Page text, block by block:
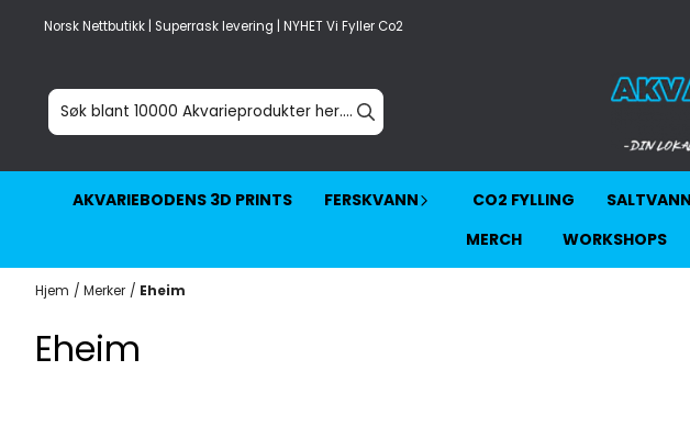
Hopp til innhold
Norsk Nettbutikk | Superrask levering | NYHET Vi Fyller Co2
AKVARIEBODENS 3D PRINTS FERSKVANN CO2 FYLLING SALTVANN
MERCH
WORKSHOPS
Hjem / Merker / Eheim
Eheim